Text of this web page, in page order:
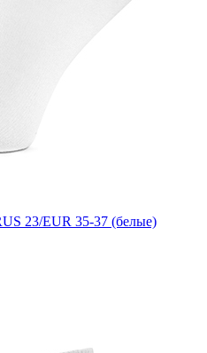
23/EUR 35-37 (белые)